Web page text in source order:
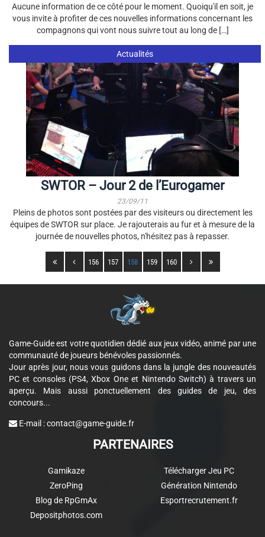
Aucune information de ce côté pour le moment. Quoiqu'il en soit, je
vous invite à profiter de ces nouvelles informations concernant les
compagnons qui vont nous suivre tout au long de […]
Actualités
SWTOR – Jour 2 de l’Eurogamer
23/09/11
Pleins de photos sont postées par des visiteurs ou directement les
équipes de SWTOR sur place. Je rajouterais au fur et à mesure de la
journée de nouvelles photos, n'hésitez pas à repasser.
156 157 158 159 160
Game-Guide est votre quotidien dédié aux jeux vidéo, animé par une
communauté de joueurs bénévoles passionnés.
Jour après jour, nous vous guidons dans la jungle des nouveautés
PC et consoles (PS4, Xbox One et Nintendo Switch) à travers un
aperçu. Mais aussi ponctuellement des guides de jeu, des
concours...
E-mail :contact@game-guide.fr
PARTENAIRES
Gamikaze
ZeroPing
Blog de RpGmAx
Depositphotos.com
Télécharger Jeu PC
Génération Nintendo
Esportrecrutement.fr